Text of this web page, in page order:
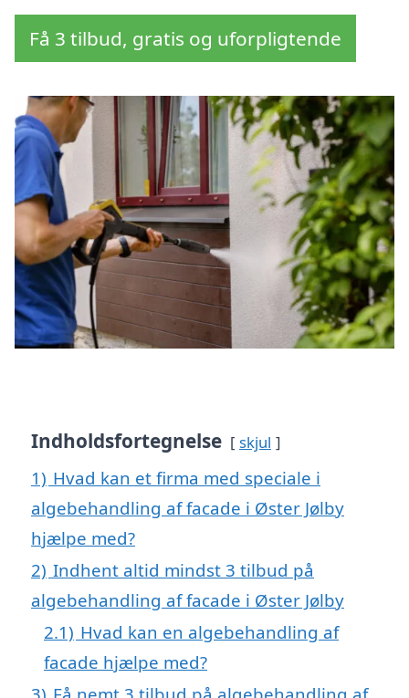
Få 3 tilbud, gratis og uforpligtende
Indholdsfortegnelse skjul
1) Hvad kan et firma med speciale i
algebehandling af facade i Øster Jølby
hjælpe med?
2) Indhent altid mindst 3 tilbud på
algebehandling af facade i Øster Jølby
2.1) Hvad kan en algebehandling af
facade hjælpe med?